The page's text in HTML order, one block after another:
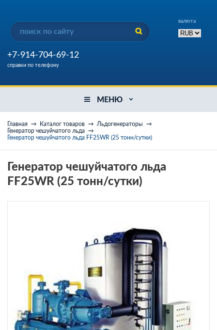
валюта
+7-914-704-69-12
справки по телефону
МЕНЮ
Главная Каталог товаров
Льдогенераторы
Генератор чешуйчатого льда
Генератор чешуйчатого льда FF25WR (25 тонн/сутки)
Генератор чешуйчатого льда
FF25WR (25 тонн/сутки)